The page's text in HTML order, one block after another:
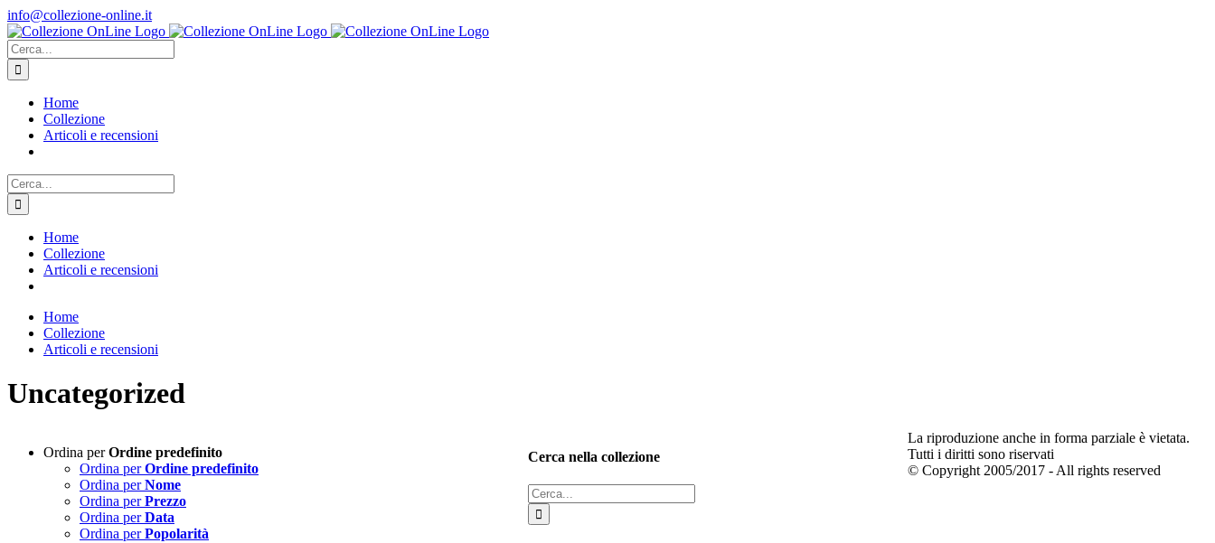
Salta
al
contenuto
info@collezione-online.it
Cerca
per:
Home
Collezione
Articoli e recensioni
Cerca
per:
Home
Collezione
Articoli e recensioni
Home
Collezione
Articoli e recensioni
Uncategorized
Ordina perOrdine predefinito
Ordina perOrdine predefinito
Ordina perNome
Ordina perPrezzo
Ordina perData
Ordina perPopolarità
Cerca nella collezione
Cerca
per:
La riproduzione anche in forma parziale è vietata.
Tutti i diritti sono riservati
© Copyright 2005/2017 - All rights reserved